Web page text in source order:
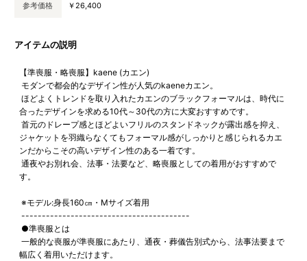
参考価格 ￥26,400
アイテムの説明
【準喪服・略喪服】kaene (カエン)
モダンで都会的なデザイン性が人気のkaeneカエン。
ほどよくトレンドを取り入れたカエンのブラックフォーマルは、時代に
合ったデザインを求める10代～30代の方に大変おすすめです。
首元のドレープ感とほどよいフリルのスタンドネックが露出感を抑え、
ジャケットを羽織らなくてもフォーマル感がしっかりと感じられるカエ
ンだからこその高いデザイン性のある一着です。
通夜やお別れ会、法事・法要など、略喪服としての着用がおすすめで
す。
※モデル:身長160㎝・Mサイズ着用
-----------------------------------------
●準喪服とは
一般的な喪服が準喪服にあたり、通夜・葬儀告別式から、法事法要まで
幅広く着用いただけます。